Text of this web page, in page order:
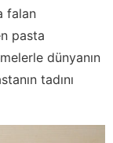
falan
pasta
dünyanın
tadını